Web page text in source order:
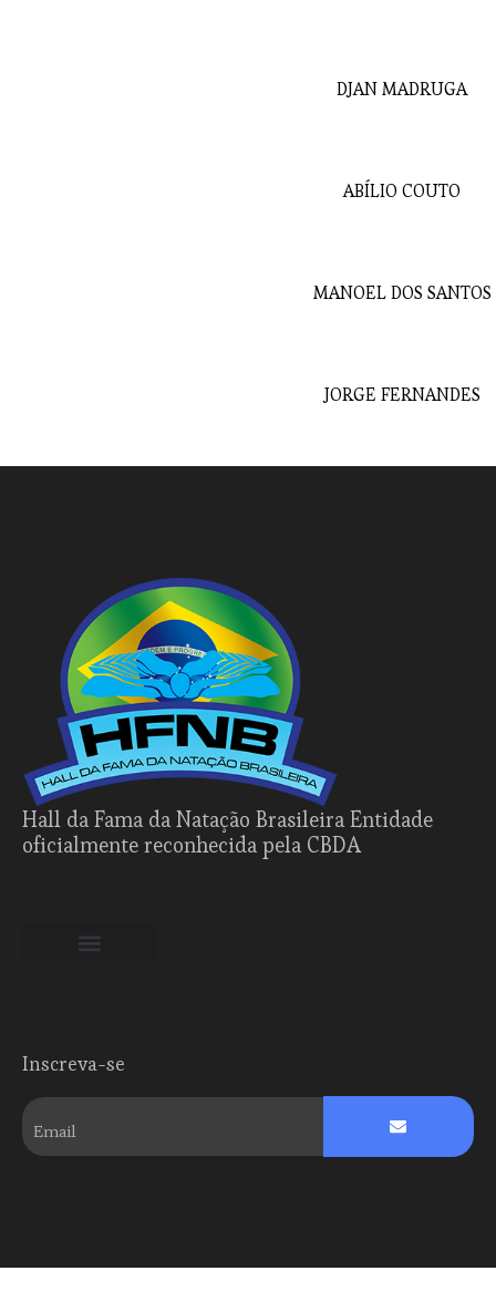
DJAN MADRUGA
ABÍLIO COUTO
MANOEL DOS SANTOS
JORGE FERNANDES
Hall da Fama da Natação Brasileira Entidade
oficialmente reconhecida pela CBDA
Inscreva-se